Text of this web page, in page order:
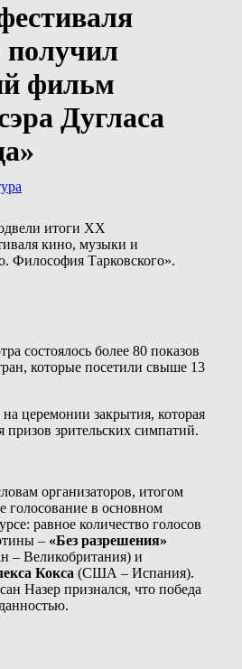
получил
фильм
Дугласа
итоги XX
кино, музыки и
Философия Тарковского».
состоялось более 80 показов
которые посетили свыше 13
церемонии закрытия, которая
призов зрительских симпатий.
организаторов, итогом
голосование в основном
равное количество голосов
– «Без разрешения»
– Великобритания) и
Кокса (США – Испания).
Назер признался, что победа